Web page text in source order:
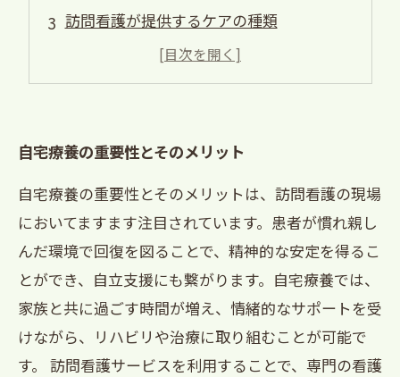
訪問看護が提供するケアの種類
訪問看護を利用する際の流れと注意点
実際の体験談：訪問看護で得られた安心感
自宅療養の重要性とそのメリット
自宅療養の重要性とそのメリットは、訪問看護の現場
においてますます注目されています。患者が慣れ親し
んだ環境で回復を図ることで、精神的な安定を得るこ
とができ、自立支援にも繋がります。自宅療養では、
家族と共に過ごす時間が増え、情緒的なサポートを受
けながら、リハビリや治療に取り組むことが可能で
す。 訪問看護サービスを利用することで、専門の看護